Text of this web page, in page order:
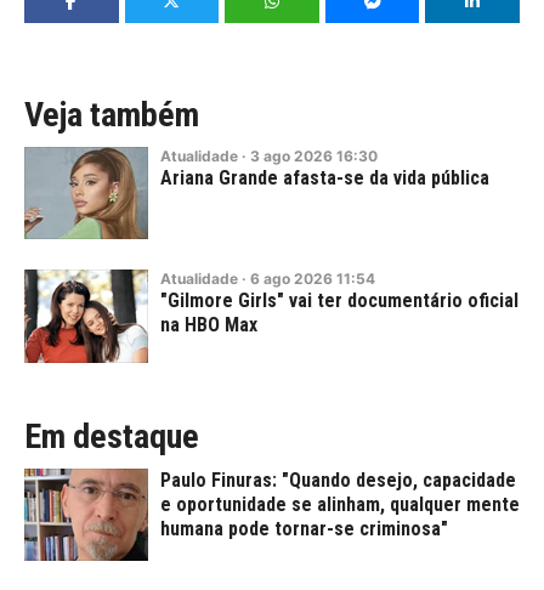
Veja também
Atualidade · 3 ago 2026 16:30
Ariana Grande afasta-se da vida pública
Atualidade · 6 ago 2026 11:54
"Gilmore Girls" vai ter documentário oficial
na HBO Max
Em destaque
Paulo Finuras: "Quando desejo, capacidade
e oportunidade se alinham, qualquer mente
humana pode tornar-se criminosa"